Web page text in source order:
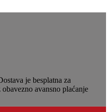
je besplatna za
avansno plaćanje